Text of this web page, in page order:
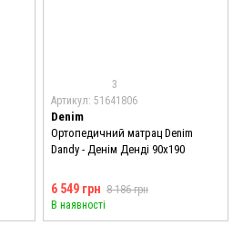
3
Артикул: 51641806
Denim
Ортопедичний матрац Denim
Dandy - Денім Денді 90x190
6 549 грн 8 186 грн
В наявності